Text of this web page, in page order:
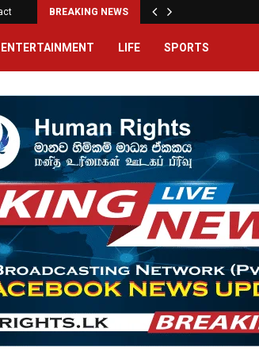
BREAKING NEWS
ENTERTAINMENT LIFE SPORTS